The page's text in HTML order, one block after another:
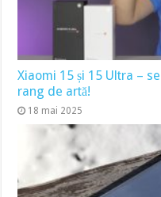
Xiaomi 15 și 15 Ultra –
rang de artă!
18 mai 2025